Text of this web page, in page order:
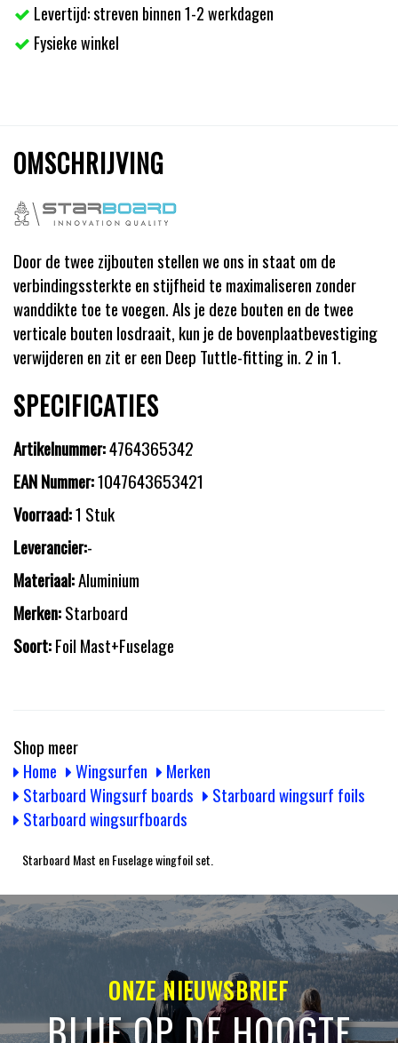
Levertijd: streven binnen 1-2 werkdagen
Fysieke winkel
OMSCHRIJVING
Door de twee zijbouten stellen we ons in staat om de
verbindingssterkte en stijfheid te maximaliseren zonder
wanddikte toe te voegen. Als je deze bouten en de twee
verticale bouten losdraait, kun je de bovenplaatbevestiging
verwijderen en zit er een Deep Tuttle-fitting in. 2 in 1.
SPECIFICATIES
Artikelnummer:4764365342
EAN Nummer:1047643653421
Voorraad:1 Stuk
Leverancier:-
Materiaal:Aluminium
Merken:Starboard
Soort:Foil Mast+fuselage
Shop meer
Home
Wingsurfen
Merken
Starboard Wingsurf boards
Starboard wingsurf foils
Starboard wingsurfboards
Starboard Mast en Fuselage wingfoil set.
ONZE NIEUWSBRIEF
BLIJF OP DE HOOGTE